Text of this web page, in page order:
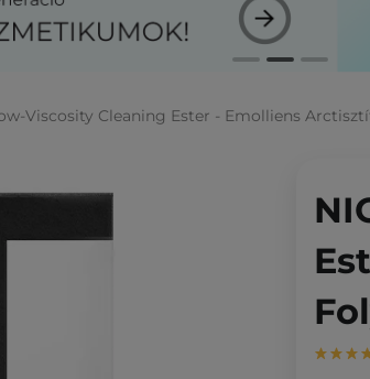
Viscosity Cleaning Ester - Emolliens